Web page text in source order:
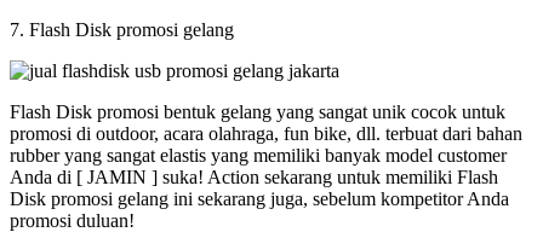
7. Flash Disk promosi gelang
Flash Disk promosi bentuk gelang yang sangat unik cocok untuk
promosi di outdoor, acara olahraga, fun bike, dll. terbuat dari bahan
rubber yang sangat elastis yang memiliki banyak model customer
Anda di [ JAMIN ] suka! Action sekarang untuk memiliki Flash
Disk promosi gelang ini sekarang juga, sebelum kompetitor Anda
promosi duluan!